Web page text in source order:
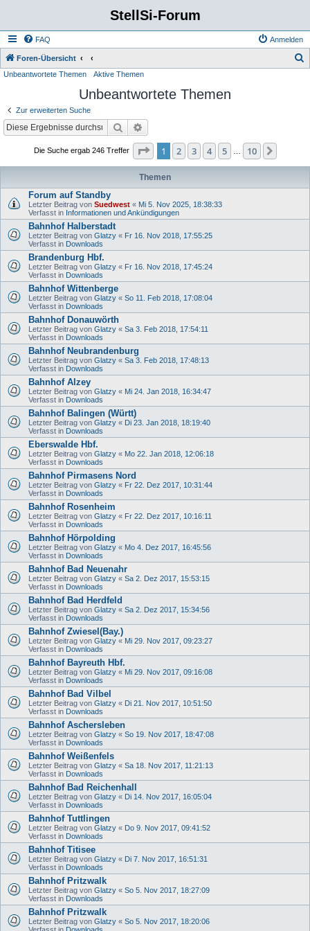
StellSi-Forum
FAQ Anmelden
Foren-Übersicht
Unbeantwortete Themen Aktive Themen
Unbeantwortete Themen
Zur erweiterten Suche
Suche
Die Suche ergab 246 Treffer Seite 1von 10
1 2 3 4 5 10
Themen
Forum auf Standby
Letzter Beitrag von Suedwest « Mi 5. Nov 2025, 18:38:33
Verfasst in Informationen und Ankündigungen
Bahnhof Halberstadt
Letzter Beitrag von Glatzy « Fr 16. Nov 2018, 17:55:25
Verfasst in Downloads
Brandenburg Hbf.
Letzter Beitrag von Glatzy « Fr 16. Nov 2018, 17:45:24
Verfasst in Downloads
Bahnhof Wittenberge
Letzter Beitrag von Glatzy « So 11. Feb 2018, 17:08:04
Verfasst in Downloads
Bahnhof Donauwörth
Letzter Beitrag von Glatzy « Sa 3. Feb 2018, 17:54:11
Verfasst in Downloads
Bahnhof Neubrandenburg
Letzter Beitrag von Glatzy « Sa 3. Feb 2018, 17:48:13
Verfasst in Downloads
Bahnhof Alzey
Letzter Beitrag von Glatzy « Mi 24. Jan 2018, 16:34:47
Verfasst in Downloads
Bahnhof Balingen (Württ)
Letzter Beitrag von Glatzy « Di 23. Jan 2018, 18:19:40
Verfasst in Downloads
Eberswalde Hbf.
Letzter Beitrag von Glatzy « Mo 22. Jan 2018, 12:06:18
Verfasst in Downloads
Bahnhof Pirmasens Nord
Letzter Beitrag von Glatzy « Fr 22. Dez 2017, 10:31:44
Verfasst in Downloads
Bahnhof Rosenheim
Letzter Beitrag von Glatzy « Fr 22. Dez 2017, 10:16:11
Verfasst in Downloads
Bahnhof Hörpolding
Letzter Beitrag von Glatzy « Mo 4. Dez 2017, 16:45:56
Verfasst in Downloads
Bahnhof Bad Neuenahr
Letzter Beitrag von Glatzy « Sa 2. Dez 2017, 15:53:15
Verfasst in Downloads
Bahnhof Bad Herdfeld
Letzter Beitrag von Glatzy « Sa 2. Dez 2017, 15:34:56
Verfasst in Downloads
Bahnhof Zwiesel(Bay.)
Letzter Beitrag von Glatzy « Mi 29. Nov 2017, 09:23:27
Verfasst in Downloads
Bahnhof Bayreuth Hbf.
Letzter Beitrag von Glatzy « Mi 29. Nov 2017, 09:16:08
Verfasst in Downloads
Bahnhof Bad Vilbel
Letzter Beitrag von Glatzy « Di 21. Nov 2017, 10:51:50
Verfasst in Downloads
Bahnhof Aschersleben
Letzter Beitrag von Glatzy « So 19. Nov 2017, 18:47:08
Verfasst in Downloads
Bahnhof Weißenfels
Letzter Beitrag von Glatzy « Sa 18. Nov 2017, 11:21:13
Verfasst in Downloads
Bahnhof Bad Reichenhall
Letzter Beitrag von Glatzy « Di 14. Nov 2017, 16:05:04
Verfasst in Downloads
Bahnhof Tuttlingen
Letzter Beitrag von Glatzy « Do 9. Nov 2017, 09:41:52
Verfasst in Downloads
Bahnhof Titisee
Letzter Beitrag von Glatzy « Di 7. Nov 2017, 16:51:31
Verfasst in Downloads
Bahnhof Pritzwalk
Letzter Beitrag von Glatzy « So 5. Nov 2017, 18:27:09
Verfasst in Downloads
Bahnhof Pritzwalk
Letzter Beitrag von Glatzy « So 5. Nov 2017, 18:20:06
Verfasst in Downloads